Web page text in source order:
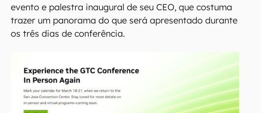
evento e palestra inaugural de seu CEO, que costuma
trazer um panorama do que será apresentado durante
os três dias de conferência.